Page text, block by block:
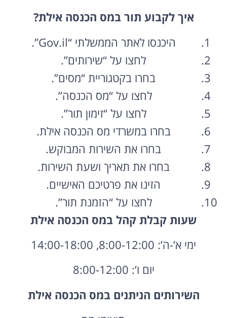
איך לקבוע תור במס הכנסה אילת?
היכנסו לאתר הממשלתי “Gov.il”.
לחצו על “שירותים”.
בחרו בקטגוריית “מסים”.
לחצו על “מס הכנסה”.
לחצו על “זימון תור”.
בחרו במשרדי מס הכנסה אילת.
בחרו את השירות המבוקש.
בחרו את תאריך ושעת השירות.
הזינו את פרטיכם האישיים.
לחצו על “הזמנת תור”.
שעות קבלת קהל במס הכנסה אילת
ימי א’-ה’: 8:00-12:00, 14:00-18:00
יום ו’: 8:00-12:00
השירותים הניתנים במס הכנסה אילת